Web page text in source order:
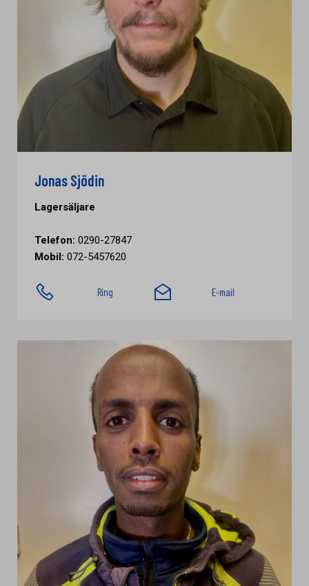
Jonas Sjödin
Lagersäljare
Telefon: 0290-27847
Mobil: 072-5457620
Ring E-mail